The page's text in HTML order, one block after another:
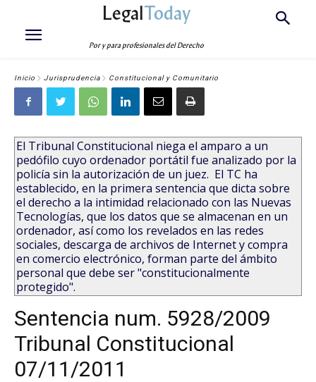
LegalToday
Por y para profesionales del Derecho
Inicio Jurisprudencia Constitucional y Comunitario
El Tribunal Constitucional niega el amparo a un
pedófilo cuyo ordenador portátil fue analizado por la
policía sin la autorización de un juez. El TC ha
establecido, en la primera sentencia que dicta sobre
el derecho a la intimidad relacionado con las Nuevas
Tecnologías, que los datos que se almacenan en un
ordenador, así como los revelados en las redes
sociales, descarga de archivos de Internet y compra
en comercio electrónico, forman parte del ámbito
personal que debe ser "constitucionalmente
protegido".
Sentencia num. 5928/2009
Tribunal Constitucional
07/11/2011